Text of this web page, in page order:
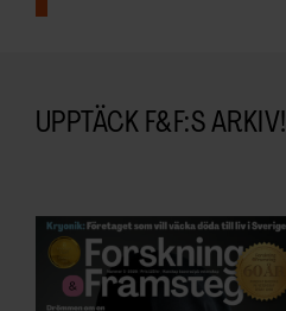
UPPTÄCK F&F:S ARKIV!